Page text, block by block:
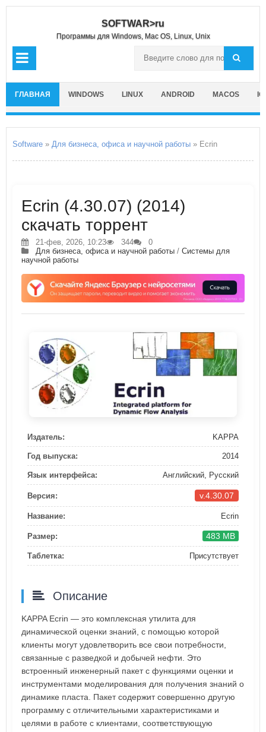
SOFTWAR>ru
Программы для Windows, Mac OS, Linux, Unix
ГЛАВНАЯ WINDOWS LINUX ANDROID MACOS
Software » Для бизнеса, офиса и научной работы » Ecrin
Ecrin (4.30.07) (2014)
скачать торрент
21-фев, 2026, 10:23 344
0
Для бизнеса, офиса и научной работы / Системы для
научной работы
Издатель: KAPPA
Год выпуска: 2014
Язык интерфейса: Английский, Русский
Версия: v.4.30.07
Название: Ecrin
Размер: 483 MB
Таблетка: Присутствует
Описание
KAPPA Ecrin — это комплексная утилита для
динамической оценки знаний, с помощью которой
клиенты могут удовлетворить все свои потребности,
связанные с разведкой и добычей нефти. Это
встроенный инженерный пакет с функциями оценки и
инструментами моделирования для получения знаний о
динамике пласта. Пакет содержит совершенно другую
программу с отличительными характеристиками и
целями в работе с клиентами, соответствующую